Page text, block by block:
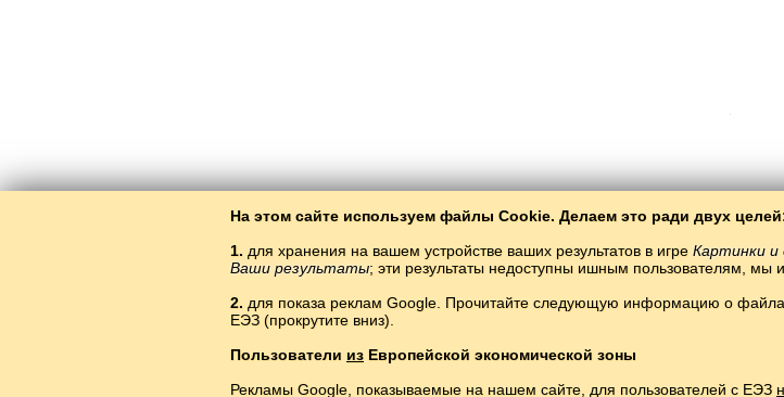
На этом сайте используем файлы Cookie. Делаем это ради двух
1. для хранения на вашем устройстве ваших результатов в игре Картинки и
Ваши результаты; эти результаты недоступны ишным пользователям,
2. для показа реклам Google. Прочитайте следующую информацию о
ЕЭЗ (прокрутите вниз).
Пользователи из Европейской экономической зоны
Рекламы Google, показываемые на нашем сайте, для пользователей с ЕЭЗ
Все права